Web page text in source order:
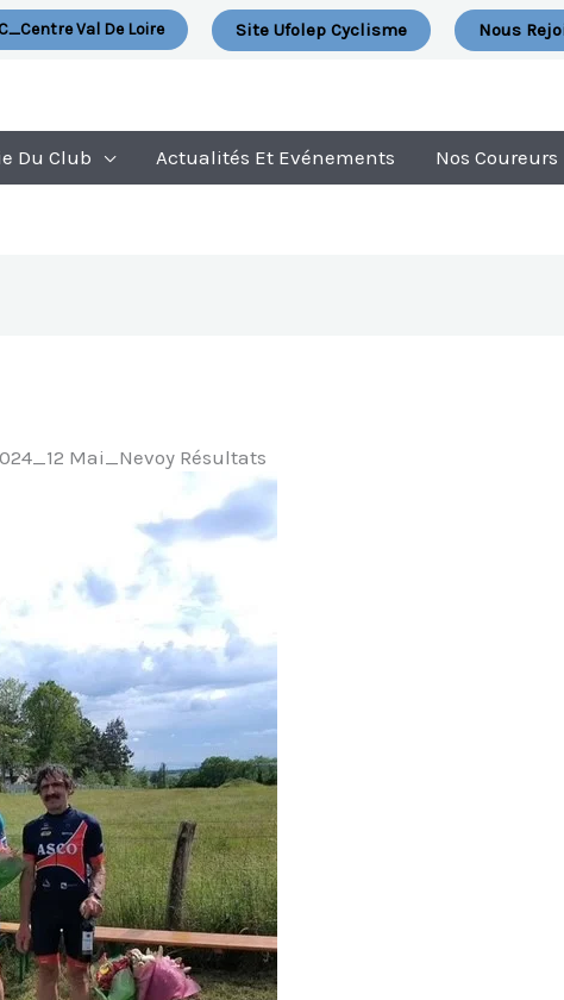
Val De Loire Site Ufolep Cyclisme Nous
Du Club Actualités Et Evénements Nos Coureurs
Mai_Nevoy Résultats